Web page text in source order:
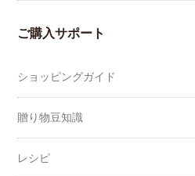
ご購入サポート
ショッピングガイド
贈り物豆知識
レシピ